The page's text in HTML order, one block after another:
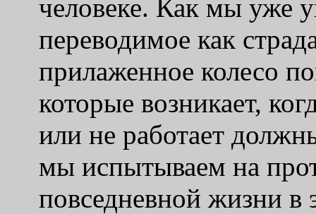
человеке. Как мы уже
переводимое как
прилаженное колесо
которые возникает,
или не работает
мы испытываем на
повседневной жизни в